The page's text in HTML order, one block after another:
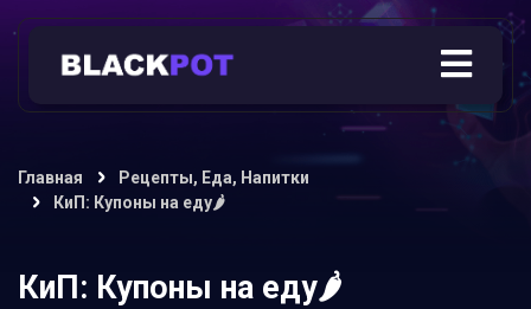
Главная
Рецепты, Еда, Напитки
КиП: Купоны на еду🌶
КиП: Купоны на еду🌶